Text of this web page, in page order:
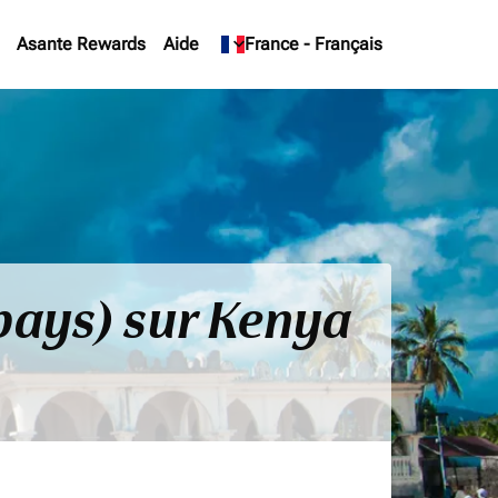
Asante Rewards Aide France - Français
keyboard_arrow_down
sur Kenya